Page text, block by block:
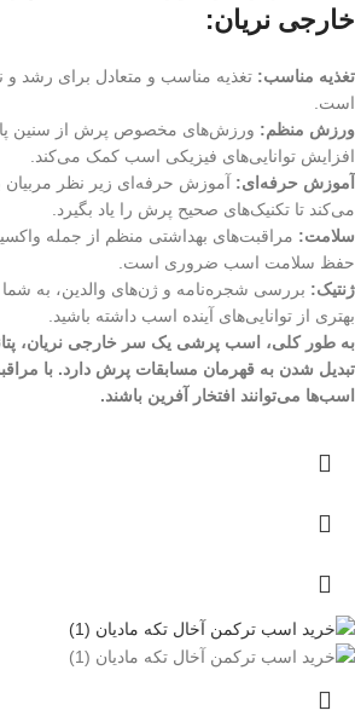
خارجی نریان:
تغذیه مناسب: تغذیه مناسب و متعادل برای رشد
است.
ورزش منظم: ورزش‌های مخصوص پرش از سنین
افزایش توانایی‌های فیزیکی اسب کمک می‌کند.
آموزش حرفه‌ای: آموزش حرفه‌ای زیر نظر
می‌کند تا تکنیک‌های صحیح پرش را یاد بگیرد.
سلامت: مراقبت‌های بهداشتی منظم از جمله
حفظ سلامت اسب ضروری است.
ژنتیک: بررسی شجره‌نامه و ژن‌های والدین، به
بهتری از توانایی‌های آینده اسب داشته باشید.
به طور کلی، اسب پرشی یک سر خارجی نریان،
تبدیل شدن به قهرمان مسابقات پرش دارد. با
اسب‌ها می‌توانند افتخار آفرین باشند.